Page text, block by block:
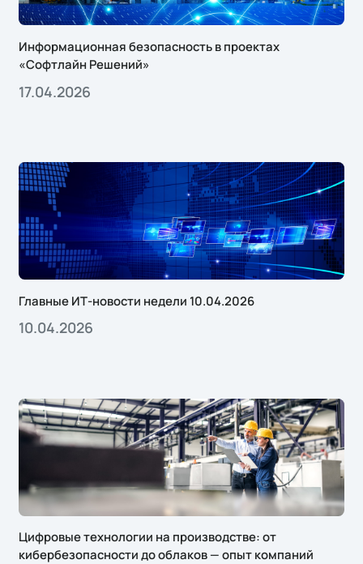
Информационная безопасность в проектах
«Софтлайн Решений»
17.04.2026
Главные ИТ-новости недели 10.04.2026
10.04.2026
Цифровые технологии на производстве: от
кибербезопасности до облаков — опыт компаний